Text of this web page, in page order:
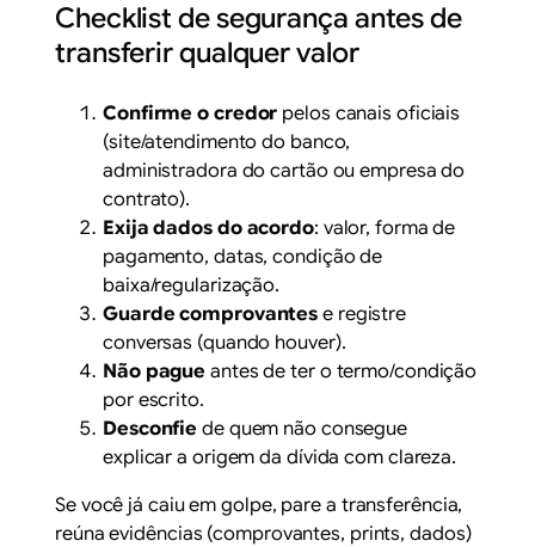
Checklist de segurança antes de
transferir qualquer valor
Confirme o credor pelos canais oficiais
(site/atendimento do banco,
administradora do cartão ou empresa do
contrato).
Exija dados do acordo: valor, forma de
pagamento, datas, condição de
baixa/regularização.
Guarde comprovantes e registre
conversas (quando houver).
Não pague antes de ter o termo/condição
por escrito.
Desconfie de quem não consegue
explicar a origem da dívida com clareza.
Se você já caiu em golpe, pare a transferência,
reúna evidências (comprovantes, prints, dados)